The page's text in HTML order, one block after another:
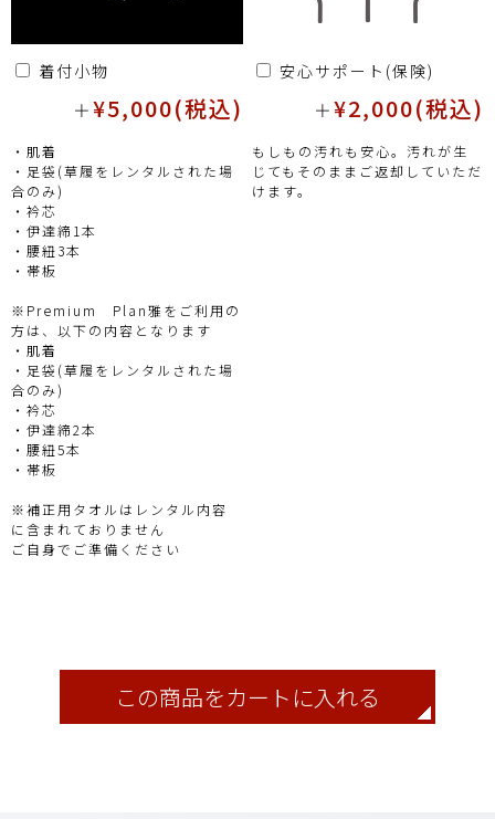
着付小物
＋¥5,000(税込)
・肌着
・足袋(草履をレンタルされた場
合のみ)
・衿芯
・伊達締1本
・腰紐3本
・帯板
※Premium Plan雅をご利用の
方は、以下の内容となります
・肌着
・足袋(草履をレンタルされた場
合のみ)
・衿芯
・伊達締2本
・腰紐5本
・帯板
※補正用タオルはレンタル内容
に含まれておりません
ご自身でご準備ください
安心サポート(保険)
＋¥2,000(税込)
もしもの汚れも安心。汚れが生
じてもそのままご返却していただ
けます。
この商品をカートに入れる